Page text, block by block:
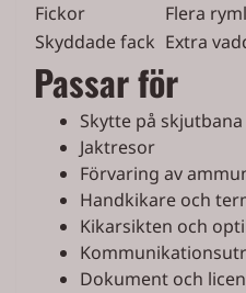
Fickor
Flera
Skyddade fack Extra
Passar för
Skytte på skjutbana
Jaktresor
Förvaring av
Handkikare och
Kikarsikten och
Dokument och